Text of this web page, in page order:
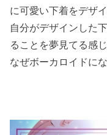
に可愛い下着をデザ
自分がデザインした
ることを夢見てる感
なぜボーカロイドに